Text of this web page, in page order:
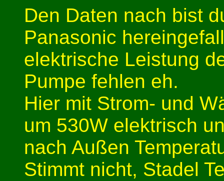
Den Daten nach bist
Panasonic
elektrische Leistung
Pumpe fehlen eh.
Hier mit Strom- und
um 530W elektrisch
nach Außen
Stimmt nicht, Stadel